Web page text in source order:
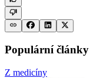
Populární články
Z medicíny